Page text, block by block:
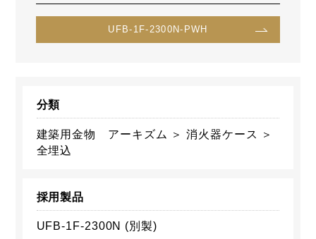
UFB-1F-2300N-PWH
分類
建築用金物 アーキズム ＞ 消火器ケース ＞
全埋込
採用製品
UFB-1F-2300N (別製)